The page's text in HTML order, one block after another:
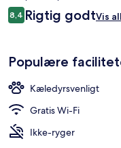
er
692 kr.
Anmeldelser
8,48,4 ud af 10.
Rigtig godtVis
Populære
Kæledyrsvenligt
Gratis Wi-Fi
Ikke-ryger